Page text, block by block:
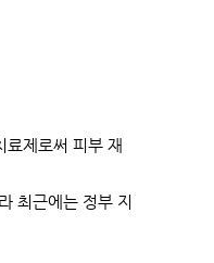
료제로써 피부 재
최근에는 정부 지